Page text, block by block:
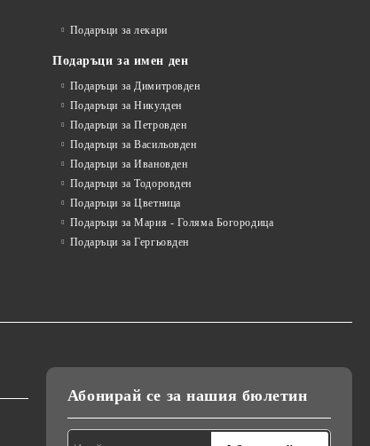
Подаръци за лекари
Подаръци за имен ден
Подаръци за Димитровден
Подаръци за Никулден
Подаръци за Петровден
Подаръци за Васильовден
Подаръци за Ивановден
Подаръци за Тодоровден
Подаръци за Цветница
Подаръци за Мария - Голяма Богородица
Подаръци за Гергьовден
Абонирай се за нашия бюлетин